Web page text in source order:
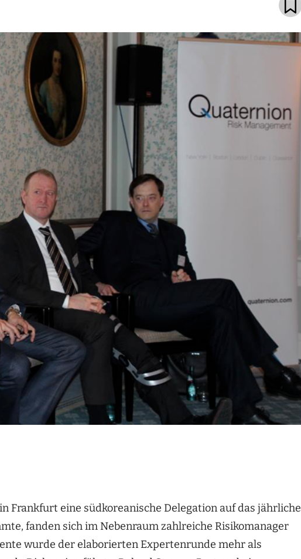
Frankfurt eine südkoreanische Delegation auf das jährliche
fanden sich im Nebenraum zahlreiche Risikomanager
wurde der elaborierten Expertenrunde mehr als